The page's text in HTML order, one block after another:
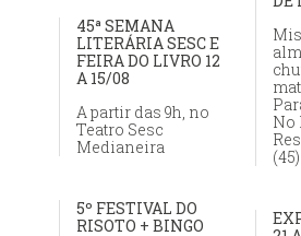
No
45ª SEMANA
LITERÁRIA SESC E
FEIRA DO LIVRO 12
A 15/08
A partir das 9h, no
Teatro Sesc
Medianeira
5º FESTIVAL DO
RISOTO + BINGO